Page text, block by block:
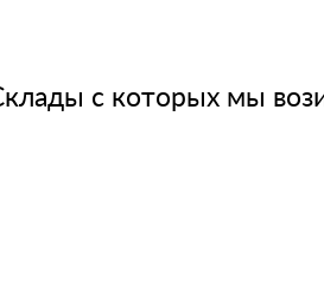
с которых мы